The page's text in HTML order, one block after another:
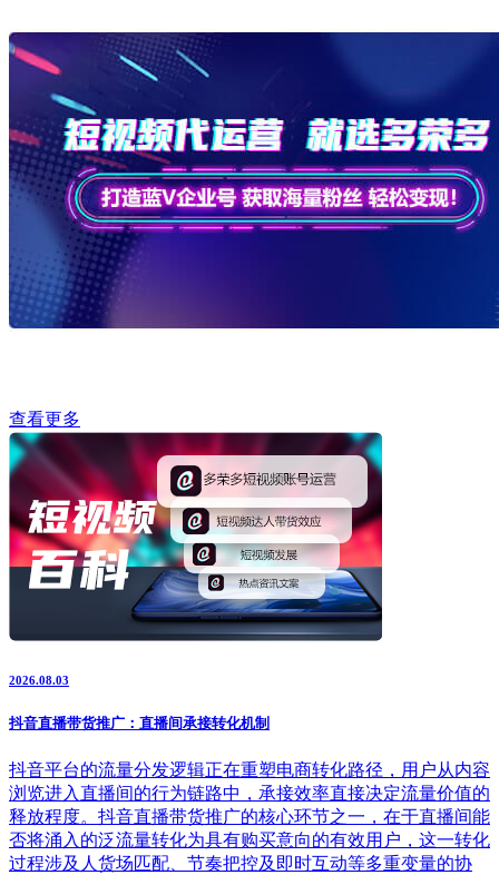
查看更多
2026.08.03
抖音直播带货推广：直播间承接转化机制
抖音平台的流量分发逻辑正在重塑电商转化路径，用户从内容
浏览进入直播间的行为链路中，承接效率直接决定流量价值的
释放程度。抖音直播带货推广的核心环节之一，在于直播间能
否将涌入的泛流量转化为具有购买意向的有效用户，这一转化
过程涉及人货场匹配、节奏把控及即时互动等多重变量的协